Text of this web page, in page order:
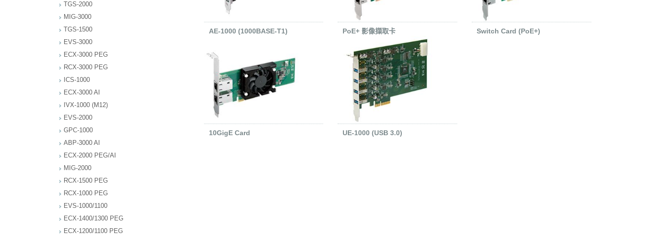
TGS-2000
MIG-3000
TGS-1500
EVS-3000
ECX-3000 PEG
RCX-3000 PEG
ICS-1000
ECX-3000 AI
IVX-1000 (M12)
EVS-2000
GPC-1000
ABP-3000 AI
ECX-2000 PEG/AI
MIG-2000
RCX-1500 PEG
RCX-1000 PEG
EVS-1000/1100
ECX-1400/1300 PEG
ECX-1200/1100 PEG
AE-1000 (1000BASE-T1) PoE+ 影像擷取卡 Switch Card (PoE+)
10GigE Card UE-1000 (USB 3.0)